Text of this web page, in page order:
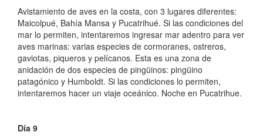
Avistamiento de aves en la costa, con 3 lugares diferentes:
Maicolpué, Bahía Mansa y Pucatrihué. Si las condiciones del
mar lo permiten, intentaremos ingresar mar adentro para ver
aves marinas: varias especies de cormoranes, ostreros,
gaviotas, piqueros y pelícanos. Esta es una zona de
anidación de dos especies de pingüinos: pingüino
patagónico y Humboldt. Si las condiciones lo permiten,
intentaremos hacer un viaje oceánico. Noche en Pucatrihue.
Día 9